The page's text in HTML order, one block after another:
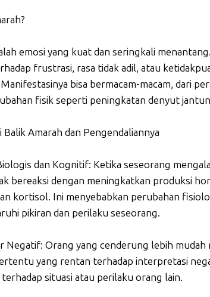
emosi yang kuat dan seringkali
frustrasi, rasa tidak adil, atau
bisa bermacam-macam, dari
fisik seperti peningkatan denyut
Balik Amarah dan Pengendaliannya
dan Kognitif: Ketika seseorang
bereaksi dengan meningkatkan produksi
kortisol. Ini menyebabkan perubahan
pikiran dan perilaku seseorang.
Negatif: Orang yang cenderung lebih mudah
yang rentan terhadap interpretasi
situasi atau perilaku orang lain.